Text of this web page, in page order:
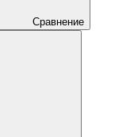
Сравнение